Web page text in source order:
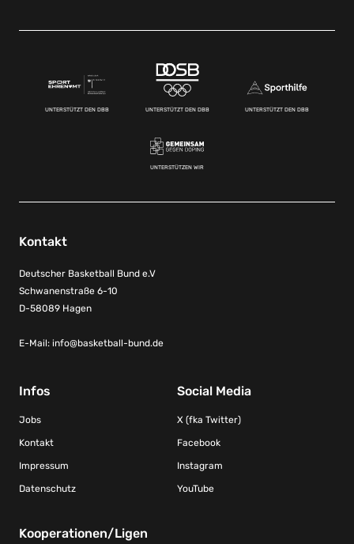
UNTERSTÜTZT DEN DBB UNTERSTÜTZT DEN DBB UNTERSTÜTZT DEN DBB
UNTERSTÜTZEN WIR
Kontakt
Deutscher Basketball Bund e.V
Schwanenstraße 6-10
D-58089 Hagen
E-Mail: info@basketball-bund.de
Infos
Jobs
Kontakt
Impressum
Datenschutz
Social Media
X (fka Twitter)
Facebook
Instagram
YouTube
Kooperationen/Ligen